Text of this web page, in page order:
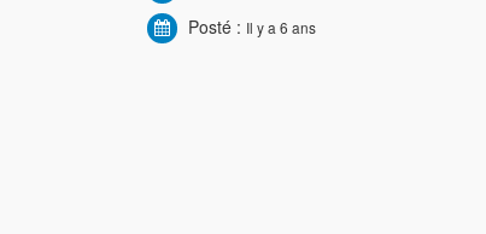
Posté : Il y a 6 ans